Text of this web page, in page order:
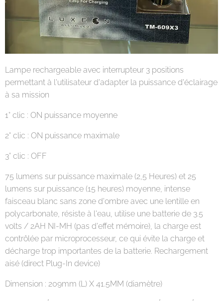
Lampe rechargeable avec interrupteur 3 positions
permettant à l'utilisateur d'adapter la puissance d'éclairage
à sa mission
1° clic : ON puissance moyenne
2° clic : ON puissance maximale
3° clic : OFF
75 lumens sur puissance maximale (2,5 Heures) et 25
lumens sur puissance (15 heures) moyenne, intense
faisceau blanc sans zone d'ombre avec une lentille en
polycarbonate, résiste à l'eau, utilise une batterie de 3.5
volts / 2AH NI-MH (pas d'effet mémoire), la charge est
contrôlée par microprocesseur, ce qui évite la charge et
décharge trop importantes de la batterie. Rechargement
aisé (direct Plug-In device)
Dimension : 209mm (L) X 41.5MM (diamètre)